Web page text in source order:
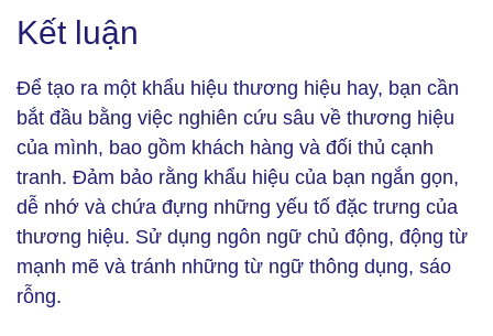
Kết luận
Để tạo ra một khẩu hiệu thương hiệu hay, bạn cần
bắt đầu bằng việc nghiên cứu sâu về thương hiệu
của mình, bao gồm khách hàng và đối thủ cạnh
tranh. Đảm bảo rằng khẩu hiệu của bạn ngắn gọn,
dễ nhớ và chứa đựng những yếu tố đặc trưng của
thương hiệu. Sử dụng ngôn ngữ chủ động, động từ
mạnh mẽ và tránh những từ ngữ thông dụng, sáo
rỗng.